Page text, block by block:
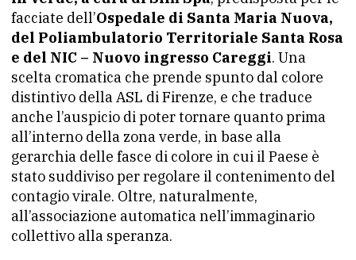
facciate dell’Ospedale di Santa Maria Nuova,
del Poliambulatorio Territoriale Santa Rosa
e del NIC – Nuovo ingresso Careggi. Una
scelta cromatica che prende spunto dal colore
distintivo della ASL di Firenze, e che traduce
anche l’auspicio di poter tornare quanto prima
all’interno della zona verde, in base alla
gerarchia delle fasce di colore in cui il Paese è
stato suddiviso per regolare il contenimento del
contagio virale. Oltre, naturalmente,
all’associazione automatica nell’immaginario
collettivo alla speranza.